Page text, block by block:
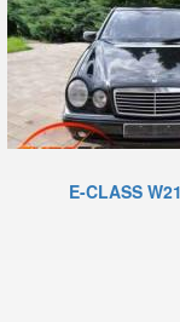
E-CLASS